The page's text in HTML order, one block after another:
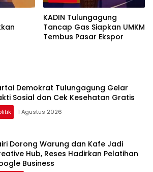
KADIN Tulungagung
Tancap Gas Siapkan UMKM
Tembus Pasar Ekspor
Demokrat Tulungagung Gelar
Sosial dan Cek Kesehatan Gratis
1 Agustus 2026
Dorong Warung dan Kafe Jadi
Hub, Reses Hadirkan Pelatihan
Business